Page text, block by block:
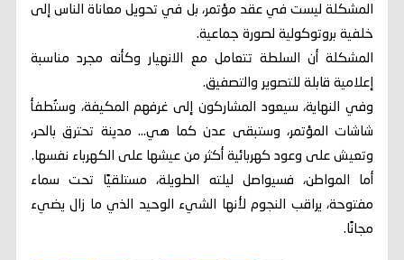
المشكلة ليست في عقد مؤتمر، بل في تحويل معاناة الناس إلى
خلفية بروتوكولية لصورة جماعية.
المشكلة أن السلطة تتعامل مع الانهيار وكأنه مجرد مناسبة
إعلامية قابلة للتصوير والتصفيق.
وفي النهاية، سيعود المشاركون إلى غرفهم المكيفة، وستُطفأ
شاشات المؤتمر، وستبقى عدن كما هي… مدينة تحترق بالحر،
وتعيش على وعود كهربائية أكثر من عيشها على الكهرباء نفسها.
أما المواطن، فسيواصل ليلته الطويلة، مستلقيًا تحت سماء
مفتوحة، يراقب النجوم لأنها الشيء الوحيد الذي ما زال يضيء
مجانًا.